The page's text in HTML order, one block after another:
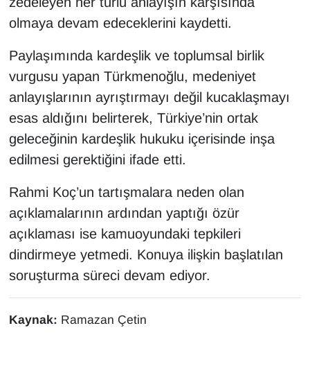
olmaya devam edeceklerini kaydetti.
Paylaşımında kardeşlik ve toplumsal birlik
vurgusu yapan Türkmenoğlu, medeniyet
anlayışlarının ayrıştırmayı değil kucaklaşmayı
esas aldığını belirterek, Türkiye’nin ortak
geleceğinin kardeşlik hukuku içerisinde inşa
edilmesi gerektiğini ifade etti.
Rahmi Koç’un tartışmalara neden olan
açıklamalarının ardından yaptığı özür
açıklaması ise kamuoyundaki tepkileri
dindirmeye yetmedi. Konuya ilişkin başlatılan
soruşturma süreci devam ediyor.
Kaynak: Ramazan Çetin
SPOR
TEBRİK
TEKNOLOJİ
VAN'DA SPOR
Vasıta
YAŞAM
YEREL